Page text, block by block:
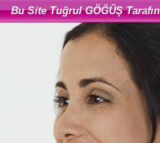
Bu Site Tuğrul GÖĞÜŞ